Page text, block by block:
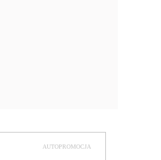
AUTOPROMOCJA